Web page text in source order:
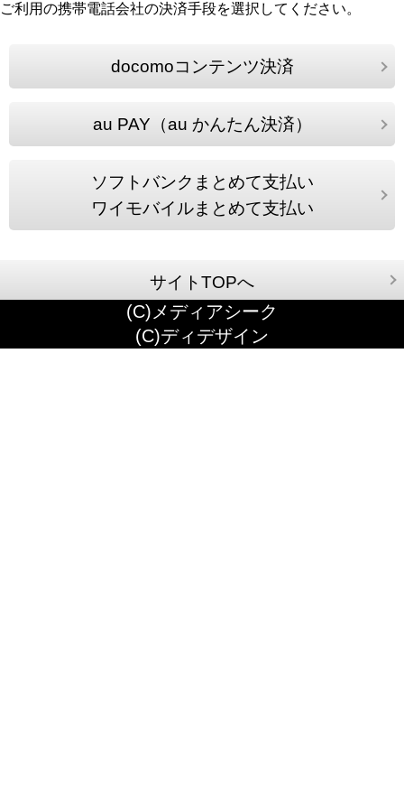
ご利用の携帯電話会社の決済手段を選択してください。
docomoコンテンツ決済
au PAY（au かんたん決済）
ソフトバンクまとめて支払い
ワイモバイルまとめて支払い
サイトTOPへ
(C)メディアシーク
(C)ディデザイン